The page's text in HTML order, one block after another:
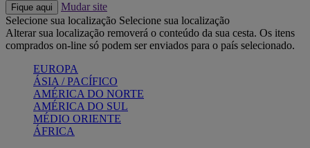
Fique aqui
Mudar site
Selecione sua localização Selecione sua localização
Alterar sua localização removerá o conteúdo da sua cesta. Os itens
comprados on-line só podem ser enviados para o país selecionado.
EUROPA
ÁSIA / PACÍFICO
AMÉRICA DO NORTE
AMÉRICA DO SUL
MÉDIO ORIENTE
ÁFRICA